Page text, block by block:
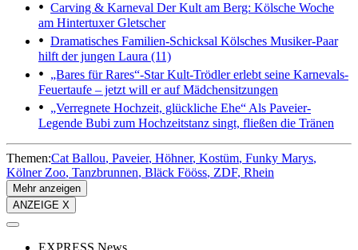
Carving & Karneval Der Kult am Berg: Kölsche Woche
am Hintertuxer Gletscher
Dramatisches Familien-Schicksal Kölsches Musiker-Paar
hilft der jungen Laura (11)
„Bares für Rares“-StarKult-Trödler erlebt seine Karnevals-
Feuertaufe – jetzt will er auf Mädchensitzungen
„Verregnete Hochzeit, glückliche Ehe“ Als Paveier-
Legende Bubi zum Hochzeitstanz singt, fließen die Tränen
Themen:Cat Ballou Paveier Höhner Kostüm Funky Marys
Kölner Zoo Tanzbrunnen Bläck Fööss ZDF Rhein
Mehr anzeigen
ANZEIGE X